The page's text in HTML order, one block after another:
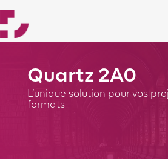
Quartz 2A0
L’unique solution pour vos
formats